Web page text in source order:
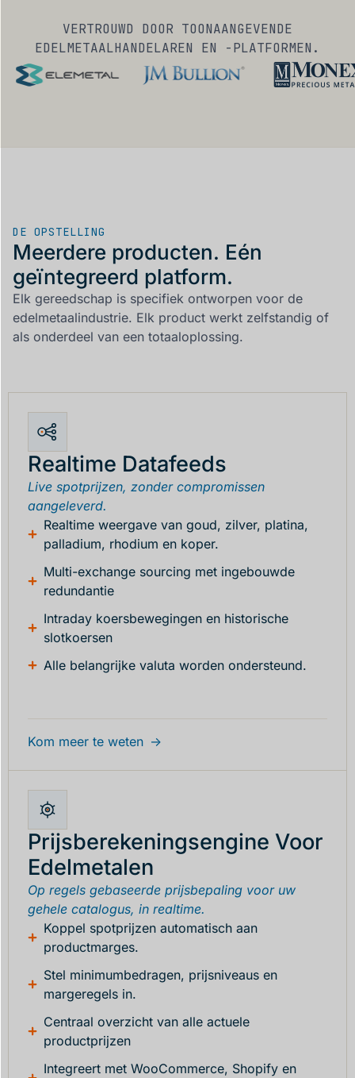
VERTROUWD DOOR TOONAANGEVENDE
EDELMETAALHANDELAREN EN -PLATFORMEN.
DE OPSTELLING
Meerdere producten. Eén
geïntegreerd platform.
Elk gereedschap is specifiek ontworpen voor de
edelmetaalindustrie. Elk product werkt zelfstandig of
als onderdeel van een totaaloplossing.
Realtime Datafeeds
Live spotprijzen, zonder compromissen
aangeleverd.
Realtime weergave van goud, zilver, platina,
palladium, rhodium en koper.
Multi-exchange sourcing met ingebouwde
redundantie
Intraday koersbewegingen en historische
slotkoersen
Alle belangrijke valuta worden ondersteund.
Kom meer te weten
Prijsberekeningsengine Voor
Edelmetalen
Op regels gebaseerde prijsbepaling voor uw
gehele catalogus, in realtime.
Koppel spotprijzen automatisch aan
productmarges.
Stel minimumbedragen, prijsniveaus en
margeregels in.
Centraal overzicht van alle actuele
productprijzen
Integreert met WooCommerce, Shopify en